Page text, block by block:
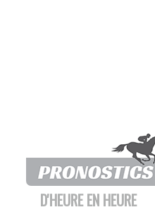
D'HEURE EN HEURE